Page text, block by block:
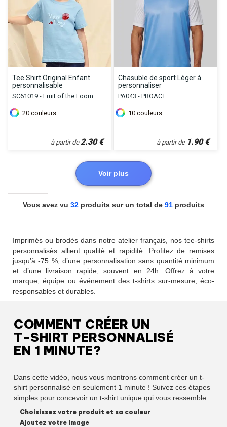
Tee Shirt Original Enfant
personnalisable
SC61019 - Fruit of the Loom
20 couleurs
à partir de2.30€
Chasuble de sport Léger à
personnaliser
PA043 - PROACT
10 couleurs
à partir de 1.90€
Voir plus
Vous avez vu 32 produits sur un total de 91 produits
Imprimés ou brodés dans notre atelier français, nos tee-shirts
personnalisés allient qualité et rapidité. Profitez de remises
jusqu’à -75 %, d’une personnalisation sans quantité minimum
et d’une livraison rapide, souvent en 24h. Offrez à votre
marque, équipe ou événement des t-shirts sur-mesure, éco-
responsables et durables.
COMMENT CRÉER UN
T-SHIRT PERSONNALISÉ
EN 1 MINUTE?
Dans cette vidéo, nous vous montrons comment créer un t-
shirt personnalisé en seulement 1 minute ! Suivez ces étapes
simples pour concevoir un t-shirt unique qui vous ressemble.
Choisissez votre produit et sa couleur
Ajoutez votre image